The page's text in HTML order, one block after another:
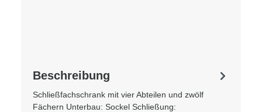
Beschreibung
Schließfachschrank mit vier Abteilen und zwölf
Fächern Unterbau: Sockel Schließung: